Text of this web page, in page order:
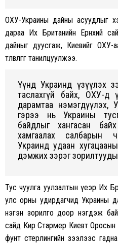
ОХУ-Украины дайны асуудлыг
дараа Их Британийн Ерөнхий
дайныг дуусгаж, Киевийг ОХУ-
төлөвлөгөөг танилцуулжээ.
Үүнд Украинд үзүүлэх
таслахгүй байх, ОХУ-д
дарамтаа нэмэгдүүлэх,
гэрээ нь Украины
байдлыг хангасан
хамгаалах салбарын
Украинд удаан
дэмжих зэрэг
Тус чуулга уулзалтын үеэр Их
улс орны удирдагчид Украины
нэгэн зорилго доор нэгдэж
сайд Кир Стармер Киевт Оросын
фунт стерлингийн зээлээс